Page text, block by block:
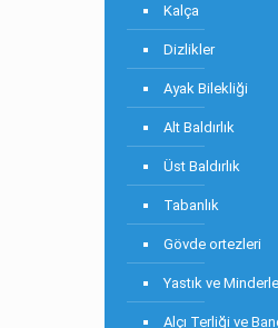
Kalça
Dizlikler
Ayak Bilekliği
Alt Baldırlık
Üst Baldırlık
Tabanlık
Gövde ortezleri
Yastık ve
Alçı Terliği ve